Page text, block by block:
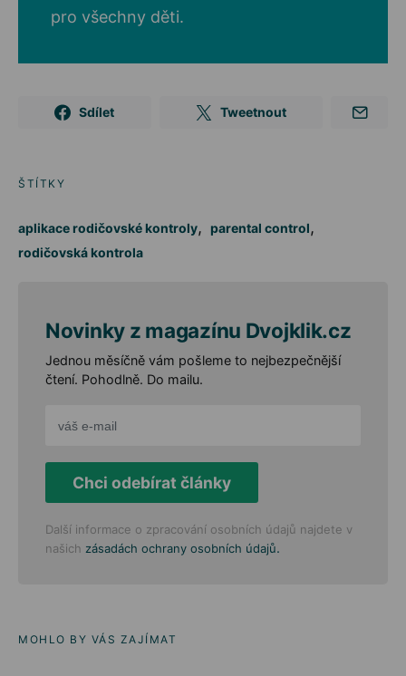
pro všechny děti.
Sdílet Tweetnout
ŠTÍTKY
aplikace rodičovské kontroly, parental control,
rodičovská kontrola
Novinky z magazínu Dvojklik.cz
Jednou měsíčně vám pošleme to nejbezpečnější
čtení. Pohodlně. Do mailu.
Chci odebírat články
Další informace o zpracování osobních údajů najdete v
našich zásadách ochrany osobních údajů.
MOHLO BY VÁS ZAJÍMAT